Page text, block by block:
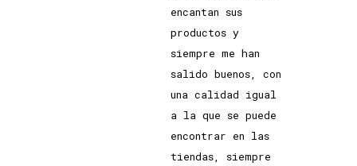
encantan sus
productos y
siempre me han
salido buenos, con
una calidad igual
a la que se puede
encontrar en las
tiendas, siempre